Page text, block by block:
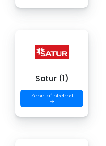
Satur (1)
Zobraziť obchod
→